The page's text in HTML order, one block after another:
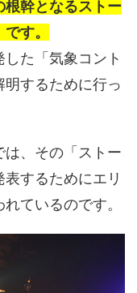
根幹となるストー
す。
た「気象コント
するために行っ
、その「ストー
するためにエリ
ているのです。